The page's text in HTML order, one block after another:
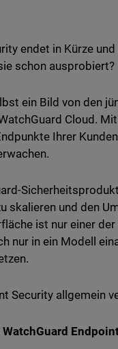
endet in Kürze
schon ausprobiert?
ein Bild von den
Cloud.
Ihrer
skalieren und den
ist nur einer
nur in ein Modell
Security allgemein